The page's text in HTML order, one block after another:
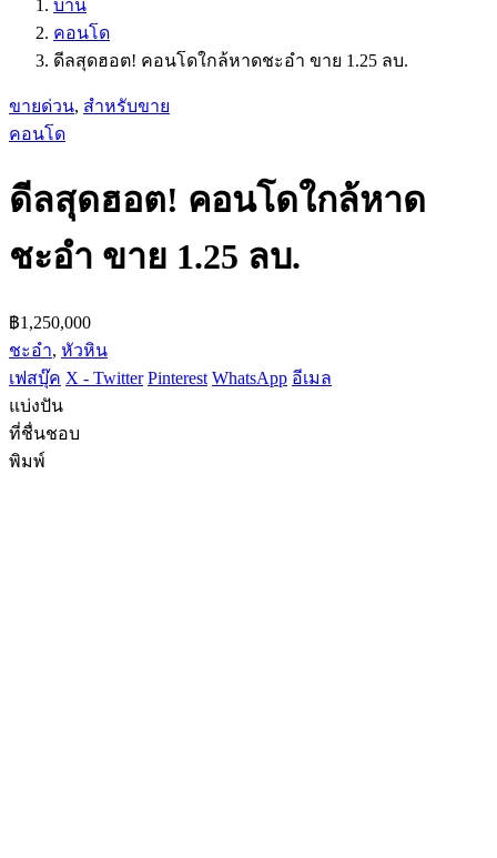
บ้าน
คอนโด
ดีลสุดฮอต! คอนโดใกล้หาดชะอำ ขาย 1.25 ลบ.
ขายด่วน, สำหรับขาย
คอนโด
ดีลสุดฮอต! คอนโดใกล้หาด
ชะอำ ขาย 1.25 ลบ.
฿1,250,000
ชะอำ, หัวหิน
เฟสบุ๊ค X - Twitter Pinterest WhatsApp อีเมล
แบ่งปัน
ที่ชื่นชอบ
พิมพ์